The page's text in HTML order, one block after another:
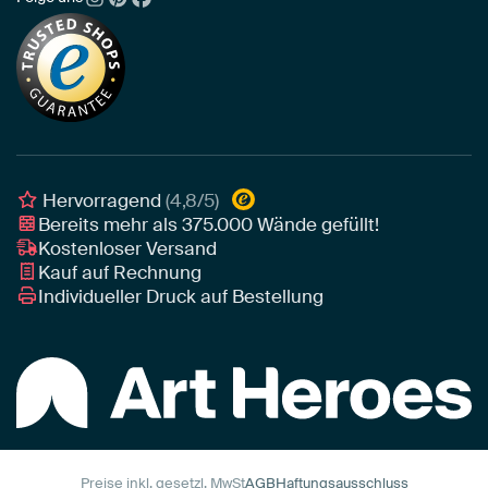
Neuheiten
Alu-Dibond
Tapete
Leinwand
Leinwand für draußen
Die richtige Größe bestimmen
Akustik-Tipps
Tipps von unseren Botschaftern
Individuelle Einrichtungsberatung
Nachhaltigkeit
Unser Team
Botschafter
Awards und Preise
Art Heroes App
Hervorragend(4,8/5)
Bereits mehr als375.000Wände gefüllt!
Kostenloser Versand
Kauf auf Rechnung
Individueller Druck auf Bestellung
Preise inkl. gesetzl. MwStAGBHaftungsausschluss